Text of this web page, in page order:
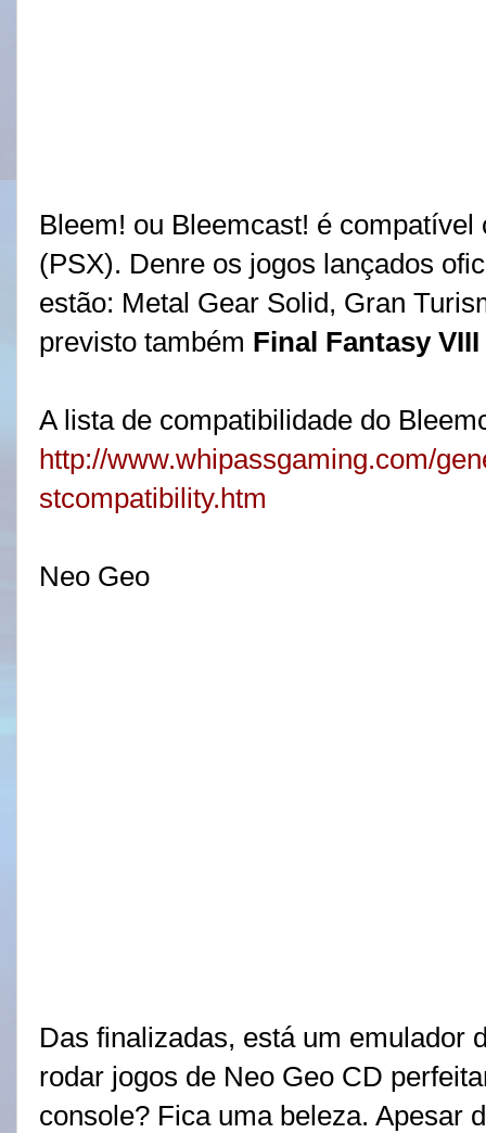
Bleem! ou Bleemcast! é
(PSX). Denre os jogos lançados
estão: Metal Gear Solid, Gran
previsto também Final Fantasy VIII
A lista de compatibilidade do
http://www.whipassgaming.com/
stcompatibility.htm
Neo Geo
Das finalizadas, está um emulador
rodar jogos de Neo Geo CD
console? Fica uma beleza. Apesar